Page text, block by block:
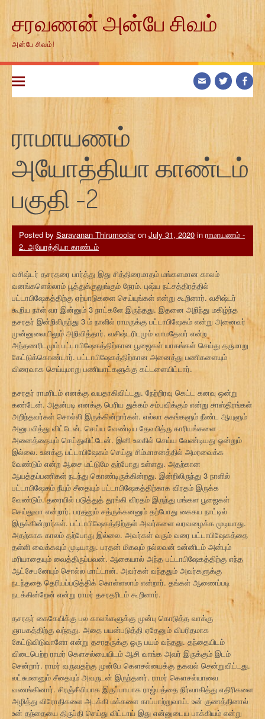
contentசரவணன் அன்பே சிவம்
அன்பே சிவம்!
ராமாயணம்
அயோத்தியா காண்டம்
பகுதி -2
Posted by Saravanan Thirumoolaron July 31, 2020 in ராமாயணம் -
2. அயோத்தியா காண்டம்
வசிஷ்டர் தசரதரை பார்த்து இது சித்திரைமாதம் மங்களமான காலம்
வனங்களெல்லாம் பூத்துக்குலுங்கும் நேரம். புஷ்ய நட்சத்திரத்தில்
பட்டாபிஷேகத்திற்கு ஏற்பாடுகளை செய்யுங்கள் என்று கூறினார். வசிஷ்டர்
கூறிய நாள் வர இன்னும் 3 நாட்களே இருந்தது. இதனை அறிந்து மகிழ்ந்த
தசரதர் இன்றிலிருந்து 3 ம் நாளில் ராமருக்கு பட்டாபிஷேகம் என்று அனைவர்
முன்னுலையிலும் அறிவித்தார். வசிஷ்டரிடமும் வாமதேவர் என்ற
அந்தணரிடமும் பட்டாபிஷேகத்திற்கான பூஜைகள் யாகங்கள் செய்து தருமாறு
கேட்டுக்கொண்டார். பட்டாபிஷேகத்திற்கான அனைத்து பணிகளையும்
விரைவாக செய்யுமாறு பணியாட்களுக்கு கட்டளையிட்டார்.
தசரதர் ராமரிடம் எனக்கு வயதாகிவிட்டது. நேற்றிரவு கெட்ட கனவு ஒன்று
கண்டேன். அதன்படி எனக்கு பெரிய துக்கம் சம்பவிக்கும் என்று சாஸ்திரங்கள்
அறிந்தவர்கள் சொல்லி இருக்கின்றார்கள். எல்லா சுகங்களும் நீண்ட ஆயுளும்
அனுபவித்து விட்டேன். செய்ய வேண்டிய தேவபித்ரு காரியங்களை
அனைத்தையும் செய்துவிட்டேன். இனி உலகில் செய்ய வேண்டியது ஒன்றும்
இல்லை. உனக்கு பட்டாபிஷேகம் செய்து சிம்மாசனத்தில் அமரவைக்க
வேண்டும் என்ற ஆசை மட்டுமே தற்போது உள்ளது. அதற்கான
ஆயத்தப்பணிகள் நடந்து கொண்டிருக்கின்றது. இன்றிலிருந்து 3 நாளில்
பட்டாபிஷேகம் நீயும் சீதையும் பட்டாபிஷேகத்திற்காக விரதம் இருக்க
வேண்டும். தரையில் படுத்துத் தூங்கி விரதம் இருந்து மங்கள பூஜைகள்
செய்துவா என்றார். பரதனும் சத்ருக்கனனும் தற்போது கைகய நாட்டில்
இருக்கின்றார்கள். பட்டாபிஷேகத்திற்குள் அவர்களை வரவழைக்க முடியாது.
அதற்காக காலம் தற்போது இல்லை. அவர்கள் வரும் வரை பட்டாபிஷேகத்தை
தள்ளி வைக்கவும் முடியாது. பரதன் மிகவும் நல்லவன் உன்னிடம் அன்பும்
மரியாதையும் வைத்திருப்பவன். ஆகையால் அந்த பட்டாபிஷேகத்திற்கு எந்த
ஆட்சேபனேயும் சொல்ல மாட்டான். அவர்கள் வந்ததும் அவர்களுக்கு
நடந்ததை தெரியப்படுத்திக் கொள்ளலாம் என்றார். தங்கள் ஆணைப்படி
நடக்கின்றேன் என்று ராமர் தசரதரிடம் கூறினார்.
தசரதர் கைகேயிக்கு பல காலங்களுக்கு முன்பு கொடுத்த வாக்கு
ஞாபகத்திற்கு வந்தது. அதை பயன்படுத்தி ஏதேனும் விபரிதமாக
கேட்டுவிடுவாளோ என்று தசரதருக்கு ஓரு பயம் வந்தது. தந்தையிடம்
விடைபெற்ற ராமர் கௌசல்யையிடம் ஆசி வாங்க அவர் இருக்கும் இடம்
சென்றார். ராமர் வருவதற்கு முன்பே கௌசல்யைக்கு தகவல் சென்றுவிட்டது.
லட்சுமனனும் சீதையும் அவருடன் இருந்தனர். ராமர் கௌசல்யாவை
வணங்கினார். சிரஞ்சீவியாக இருப்பாயாக ராஜ்யத்தை நிர்வாகித்து எதிரிகளை
அழித்து விரோதிகளை அடக்கி மக்களை காப்பாற்றுவாய். உன் குணத்தினால்
உன் தந்தையை திருப்தி செய்து விட்டாய் இது என்னுடைய பாக்கியம் என்று